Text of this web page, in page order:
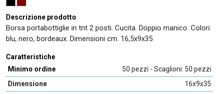
Descrizione prodotto
Borsa portabottiglie in tnt 2 posti. Cucita. Doppio manico. Colori:
blu, nero, bordeaux. Dimensioni cm. 16,5x9x35
Caratteristiche
Minimo ordine
50 pezzi - Scaglioni: 50 pezzi
Dimensione
16x9x35